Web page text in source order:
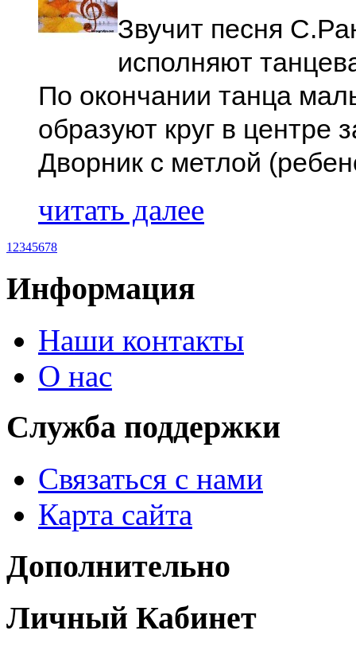
Звучит песня
исполняют
По окончании танца
образуют круг в центре
Дворник с метлой
читать далее
1 2345678
Информация
Наши контакты
О нас
Служба поддержки
Связаться с нами
Карта сайта
Дополнительно
Личный Кабинет